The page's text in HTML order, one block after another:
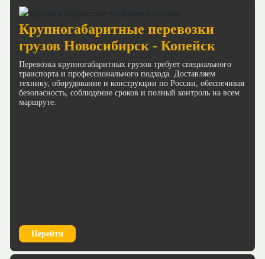
Крупногабаритные перевозки
грузов Новосибирск - Копейск
Перевозка крупногабаритных грузов требует специального
транспорта и профессионального подхода. Доставляем
технику, оборудование и конструкции по России, обеспечивая
безопасность, соблюдение сроков и полный контроль на всем
маршруте.
Перейти